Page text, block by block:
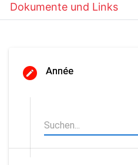
Dokumente und Links
Année